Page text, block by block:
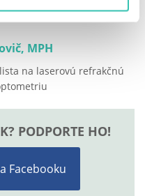
MPH
na laserovú refrakčnú
PODPORTE HO!
Facebooku